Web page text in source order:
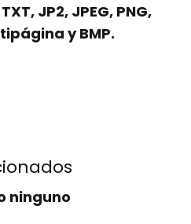
JP2, JPEG, PNG,
y BMP.
ninguno